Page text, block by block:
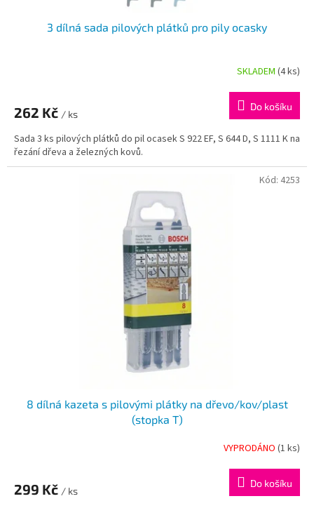
3 dílná sada pilových plátků pro pily ocasky
je
z
5
hvězdiček.
SKLADEM(4 ks)
262 Kč / ks
Do košíku
Sada 3 ks pilových plátků do pil ocasek S 922 EF, S 644 D, S 1111 K na
řezání dřeva a železných kovů.
8 dílná kazeta s pilovými plátky na dřevo/kov/plast
(stopka T)
je
VYPRODÁNO(1 ks)
299 Kč / ks
Do košíku
Kód: 4253